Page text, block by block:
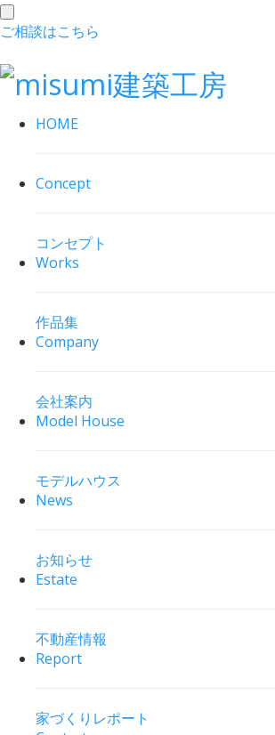
toggle
navigation
ご相談はこちら
HOME
Concept
コンセプト
Works
作品集
Company
会社案内
Model House
モデルハウス
News
お知らせ
Estate
不動産情報
Report
家づくりレポート